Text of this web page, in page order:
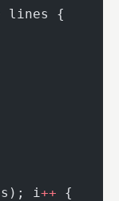
lines {
i++ {